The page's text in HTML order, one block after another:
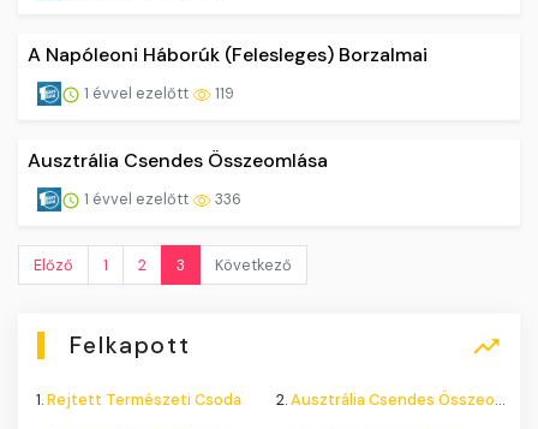
A Napóleoni Háborúk (Felesleges) Borzalmai
1 évvel ezelőtt 119
Ausztrália Csendes Összeomlása
1 évvel ezelőtt 336
Előző 1 2 3 Következő
Felkapott
1.Rejtett Természeti Csoda 2.Ausztrália Csendes Összeomlása